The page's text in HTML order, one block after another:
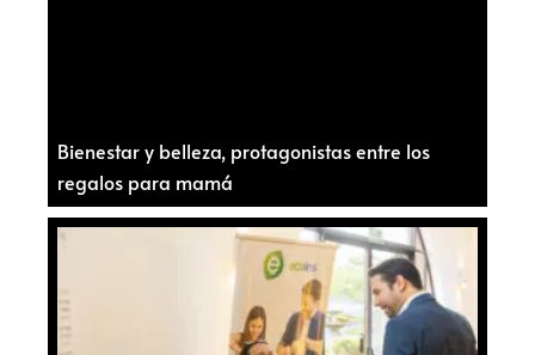
Bienestar y belleza, protagonistas entre los
regalos para mamá